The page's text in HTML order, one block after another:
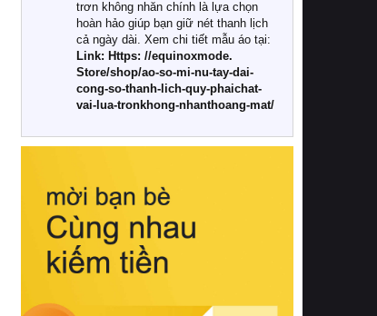
Khác với các dòng sản phẩm thông
thường, những bộ chăn ga gối đệm
cao cấp trải qua quy trình sản xuất
nghiêm ngặt từ khâu chọn lọc nguyên
liệu tự nhiên đến công nghệ dệt
nhuộm hiện đại không chứa hóa chất
này, bạn sẽ cảm nhận rõ rệt sự khác
hồi chuẩn xác của phần đệm nâng đỡ
cột sống.
Bên cạnh đó, việc lựa chọn các dòng
sản phẩm đạt chuẩn chất lượng quốc
tế còn giúp ngăn ngừa tình trạng kích
khuẩn và nấm mốc trong điều kiện
trơn không nhăn chính là lựa chọn
hoàn hảo giúp bạn giữ nét thanh lịch
cả ngày dài. Xem chi tiết mẫu áo tại:
Link: Https: //equinoxmode.
Store/shop/ao-so-mi-nu-tay-dai-
cong-so-thanh-lich-quy-phaichat-
vai-lua-tronkhong-nhanthoang-mat/